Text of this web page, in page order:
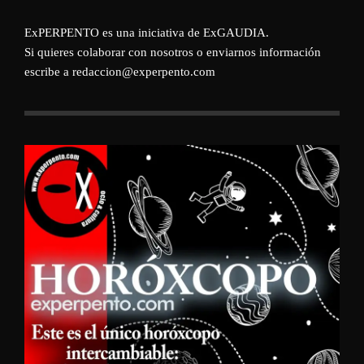
ExPERPENTO es una iniciativa de ExGAUDIA.
Si quieres colaborar con nosotros o enviarnos información
escribe a redaccion@experpento.com